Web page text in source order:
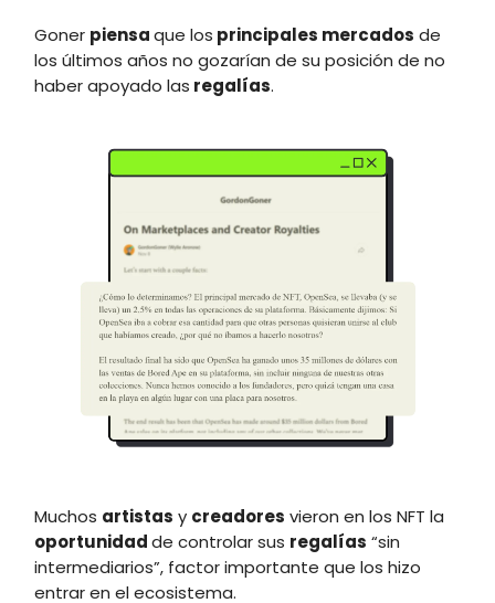
Goner piensaque los principales mercados de
los últimos años no gozarían de su posición de no
haber apoyado las regalías.
Muchos artistas y creadores vieron en los NFT la
oportunidadde controlar sus regalías “sin
intermediarios”, factor importante que los hizo
entrar en el ecosistema.